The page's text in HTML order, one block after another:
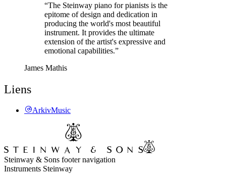
“The Steinway piano for pianists is the
epitome of design and dedication in
producing the world's most beautiful
instrument. It provides the ultimate
extension of the artist's expressive and
emotional capabilities.”
James Mathis
Liens
ArkivMusic
Steinway & Sons footer navigation
Instruments Steinway